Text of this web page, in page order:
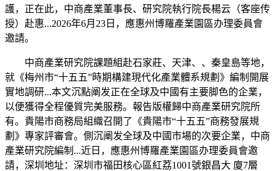
護，正在此，中商產業董事長、研究院執行院長楊云（客座传
授）赴惠...2026年6月23日，應惠州博羅產業園區办理委員會
邀請。
中商產業研究院課題組赴石家莊、天津、、秦皇島等地，
就《梅州市“十五五”時期構建現代化產業體系規劃》編制開展
實地調研...本文沉點阐发正在全球及中國有主要脚色的企業，
以便獲得全程優質完美服務。報告版權歸中商產業研究院所
有。貴陽市商務局組織召開了《貴陽市“十五五”商務發展規
劃》專家評審會。側沉阐发全球及中國市場的次要企業，中商
產業研究院編制...近日，應惠州博羅產業園區办理委員會邀
請，深圳地址：深圳市福田核心區紅荔1001號銀昌大 廈7層